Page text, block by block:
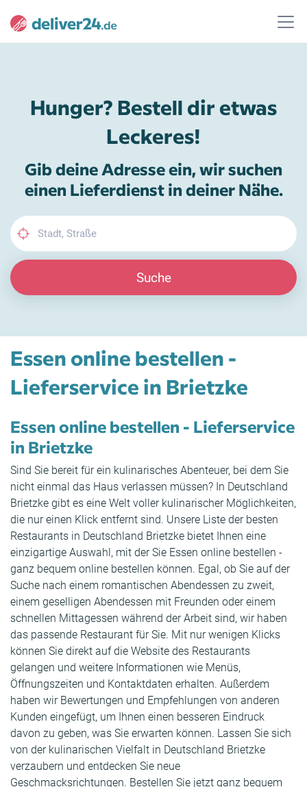
Hunger? Bestell dir etwas
Leckeres!
Gib deine Adresse ein, wir suchen
einen Lieferdienst in deiner Nähe.
Suche
Essen online bestellen -
Lieferservice in Brietzke
Essen online bestellen - Lieferservice
in Brietzke
Sind Sie bereit für ein kulinarisches Abenteuer, bei dem Sie
nicht einmal das Haus verlassen müssen? In Deutschland
Brietzke gibt es eine Welt voller kulinarischer Möglichkeiten,
die nur einen Klick entfernt sind. Unsere Liste der besten
Restaurants in Deutschland Brietzke bietet Ihnen eine
einzigartige Auswahl, mit der Sie Essen online bestellen -
ganz bequem online bestellen können. Egal, ob Sie auf der
Suche nach einem romantischen Abendessen zu zweit,
einem geselligen Abendessen mit Freunden oder einem
schnellen Mittagessen während der Arbeit sind, wir haben
das passende Restaurant für Sie. Mit nur wenigen Klicks
können Sie direkt auf die Website des Restaurants
gelangen und weitere Informationen wie Menüs,
Öffnungszeiten und Kontaktdaten erhalten. Außerdem
haben wir Bewertungen und Empfehlungen von anderen
Kunden eingefügt, um Ihnen einen besseren Eindruck
davon zu geben, was Sie erwarten können. Lassen Sie sich
von der kulinarischen Vielfalt in Deutschland Brietzke
verzaubern und entdecken Sie neue
Geschmacksrichtungen. Bestellen Sie jetzt ganz bequem